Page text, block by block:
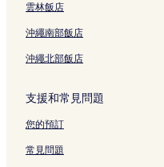
雲林飯店
沖繩南部飯店
沖繩北部飯店
支援和常見問題
您的預訂
常見問題